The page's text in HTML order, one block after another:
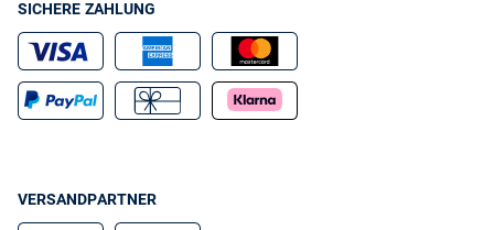
SICHERE ZAHLUNG
VERSANDPARTNER